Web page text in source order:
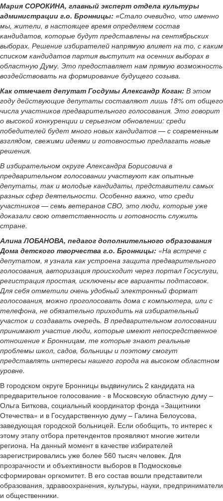
Мария СОРОКИНА, главный эксперт отдела культуры
администрации г.о. Бронницы: «Стало очевидно, что именно
мы, жители, в настоящее время определяем состав
кандидатов, которые будут представлены на сентябрьских
выборах. Решение избирателей напрямую влияет на то, с каким
списком кандидатов партия выступит на осенних выборах в
областную Думу. Это предоставляет нам прямую возможность
воздействовать на формирование будущего созыва.
Как отмечает депутат Госдумы Александр Коган: В этом
году действующие депутаты составляют лишь 18% от общего
числа участников предварительного голосования. Это говорит
о высокой конкуренции и серьезном обновлении: среди
победителей будет много новых кандидатов — с современным
взглядом, свежими идеями и готовностью предлагать новые
решения.
В избирательном округе Александра Борисовича в
предварительном голосовании участвуют как опытные
депутаты, так и молодые кандидаты, представители самых
разных сфер деятельности. Особенно важно, что среди
участников — семь ветеранов СВО, это люди, которые уже
доказали свою ответственность и готовность служить
стране.
Алина ЛОБАНОВА, педагог дополнительного образования
Дома детского творчества г.о. Бронницы: «На встрече с
депутатом, я узнала как устроена защита предварительного
голосования, авторизация происходит через портал Госуслуги,
регистрация простая, исключены все варианты подтасовок.
Для себя отметили очень удобный электронный формат
голосования, можно проголосовать дома с компьютера, или с
телефона, не обязательно приходить на избирательный
участок и создавать очередь. В предварительном голосовании
принимают участие люди, которые имеют непосредственное
отношение к Бронницам, те которые знают реальные
проблемы школ, садов, больницы и поэтому смогут
представлять интересы нашего города на высоком областном
уровне.
В городском округе Бронницы выдвинулись 2 кандидата на
предварительное голосование - в Московскую областную думу –
Ольга Биткова, социальный координатор фонда «Защитники
Отечества» и в Государственную думу – Галина Белоусова,
заведующая городской больницей. Если обобщить, то интерес к
этому этапу отбора претендентов проявляют многие жители
региона. На данный момент в качестве избирателей
зарегистрировались уже более 560 тысяч человек. Для
прозрачности и объективности выборов в Подмосковье
сформирован оргкомитет. В его состав вошли представители
образования, здравоохранения, культуры, науки, предприниматели
и общественники.